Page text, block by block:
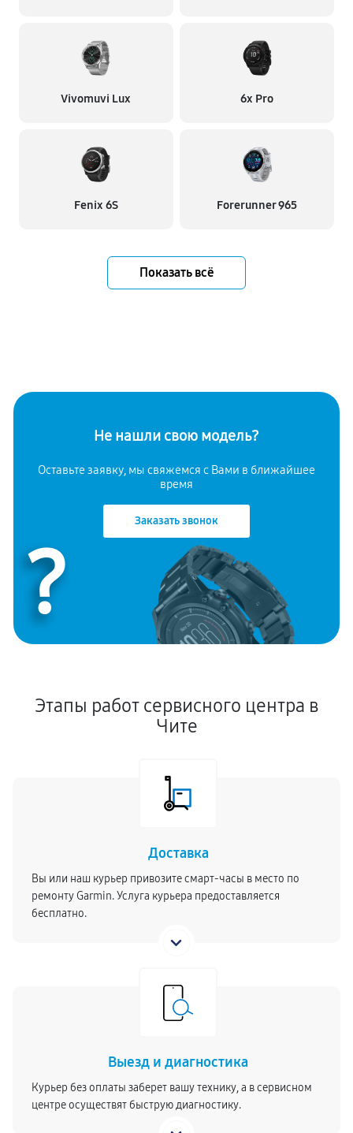
Vivomuvi Lux 6x Pro
Fenix 6S Forerunner 965
Показать всё
Не нашли свою модель?
Оставьте заявку, мы свяжемся с Вами в ближайшее
время
Заказать звонок
?
Этапы работ сервисного центра в
Чите
Доставка
Вы или наш курьер привозите смарт-часы в место по
ремонту Garmin. Услуга курьера предоставляется
бесплатно.
Выезд и диагностика
Курьер без оплаты заберет вашу технику, а в сервисном
центре осуществят быструю диагностику.